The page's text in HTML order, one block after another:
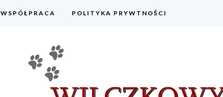
WSPÓŁPRACA POLITYKA PRYWTNOŚCI